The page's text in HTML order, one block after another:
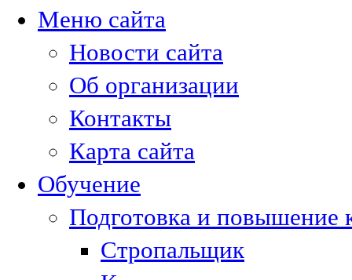
Меню сайта
Новости сайта
Об организации
Контакты
Карта сайта
Обучение
Подготовка и повышение
Стропальщик